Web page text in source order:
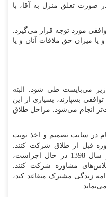
صورت تعلق منزل به آقا، با
مورد توجه قرار می‌گیرد.
یا میزان حق ملاقات آنان و یا
می‌بایست طی شود. البته
بسپارند، بسیاری از این
انجام می‌شود. مراحل طلاق
در سایت تصمیم و اخذ نوبت
قبل از طلاق شرکت کنند.
براساس آیین نامه‌ای که از اواخر سال 1398 در حال اجراست،
5 جلسه در کلاس‌های مشاوره شرکت کنند.
زندگی مشترک متقاعد کند،